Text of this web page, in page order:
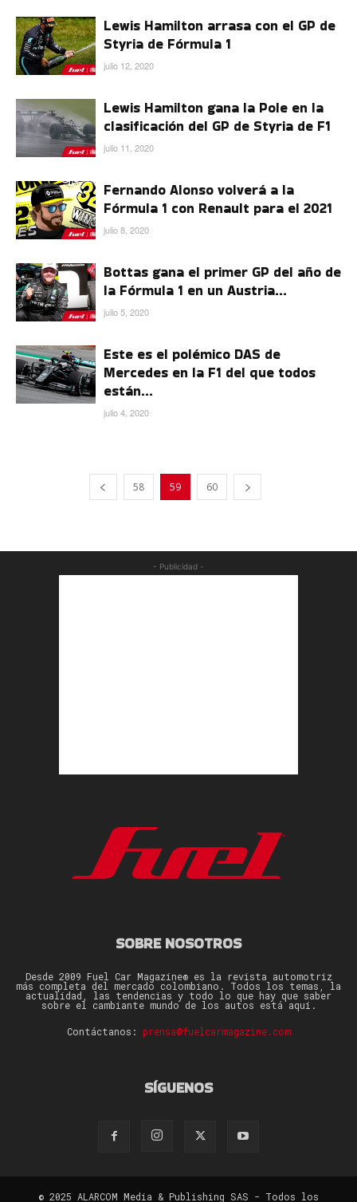
Lewis Hamilton arrasa con el GP de
Styria de Fórmula 1
julio 12, 2020
Lewis Hamilton gana la Pole en la
clasificación del GP de Styria de F1
julio 11, 2020
Fernando Alonso volverá a la
Fórmula 1 con Renault para el 2021
julio 8, 2020
Bottas gana el primer GP del año de
la Fórmula 1 en un Austria...
julio 5, 2020
Este es el polémico DAS de
Mercedes en la F1 del que todos
están...
julio 4, 2020
58 59 60
- Publicidad -
SOBRE NOSOTROS
Desde 2009 Fuel Car Magazine® es la revista automotriz
más completa del mercado colombiano. Todos los temas, la
actualidad, las tendencias y todo lo que hay que saber
sobre el cambiante mundo de los autos está aquí.
Contáctanos: prensa@fuelcarmagazine.com
SÍGUENOS
© 2025 ALARCOM Media & Publishing SAS - Todos los